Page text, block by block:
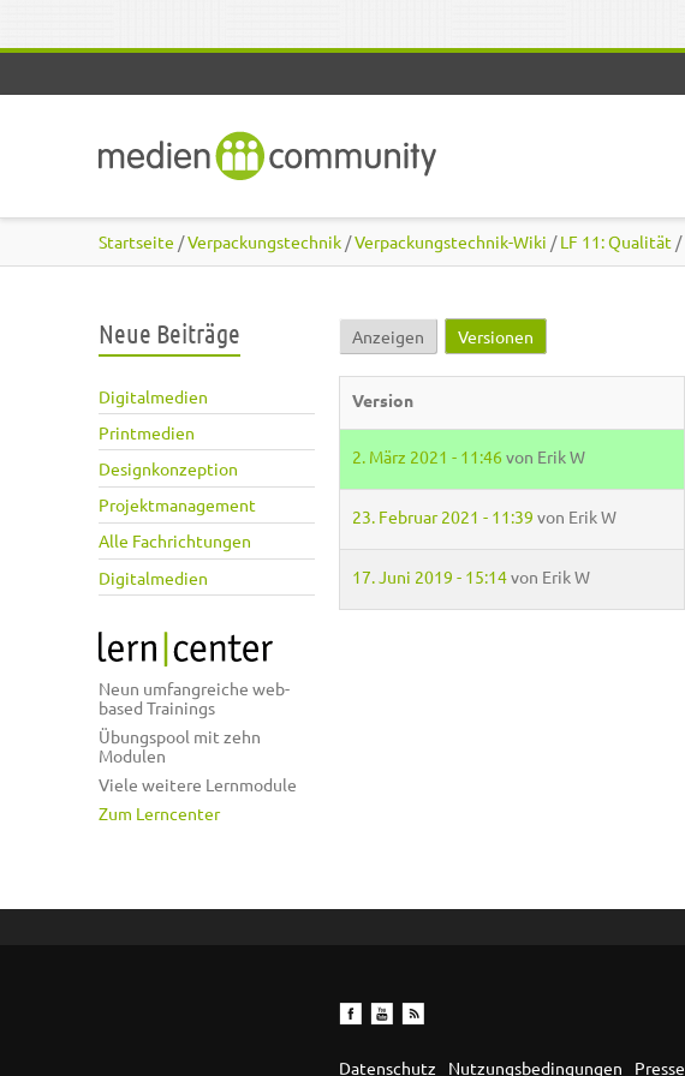
Startseite /Verpackungstechnik /Verpackungstechnik-Wiki /LF 11: Qualität /
Neue Beiträge
Digitalmedien
Printmedien
Designkonzeption
Projektmanagement
Alle Fachrichtungen
Digitalmedien
Neun umfangreiche web-
based Trainings
Übungspool mit zehn
Modulen
Viele weitere Lernmodule
Zum Lerncenter
Haupt-Reiter
Anzeigen Versionen
Version
2. März 2021 - 11:46 von Erik W
23. Februar 2021 - 11:39 von Erik W
17. Juni 2019 - 15:14von Erik W
Datenschutz Nutzungsbedingungen Presse